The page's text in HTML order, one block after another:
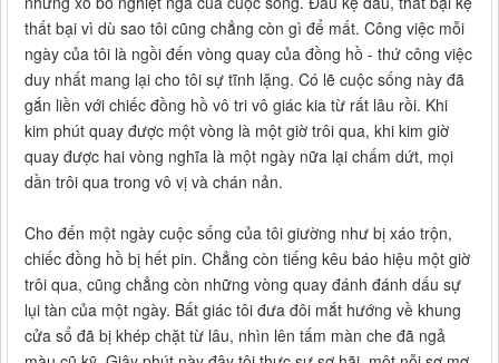
thất bại vì dù sao tôi cũng chẳng còn gì để mất. Công việc mỗi
ngày của tôi là ngồi đến vòng quay của đồng hồ - thứ công việc
duy nhất mang lại cho tôi sự tĩnh lặng. Có lẽ cuộc sống này đã
gắn liền với chiếc đồng hồ vô tri vô giác kia từ rất lâu rồi. Khi
kim phút quay được một vòng là một giờ trôi qua, khi kim giờ
quay được hai vòng nghĩa là một ngày nữa lại chấm dứt, mọi
dần trôi qua trong vô vị và chán nản.
Cho đến một ngày cuộc sống của tôi giường như bị xáo trộn,
chiếc đồng hồ bị hết pin. Chẳng còn tiếng kêu báo hiệu một giờ
trôi qua, cũng chẳng còn những vòng quay đánh đánh dấu sự
lụi tàn của một ngày. Bất giác tôi đưa đôi mắt hướng về khung
cửa sổ đã bị khép chặt từ lâu, nhìn lên tấm màn che đã ngả